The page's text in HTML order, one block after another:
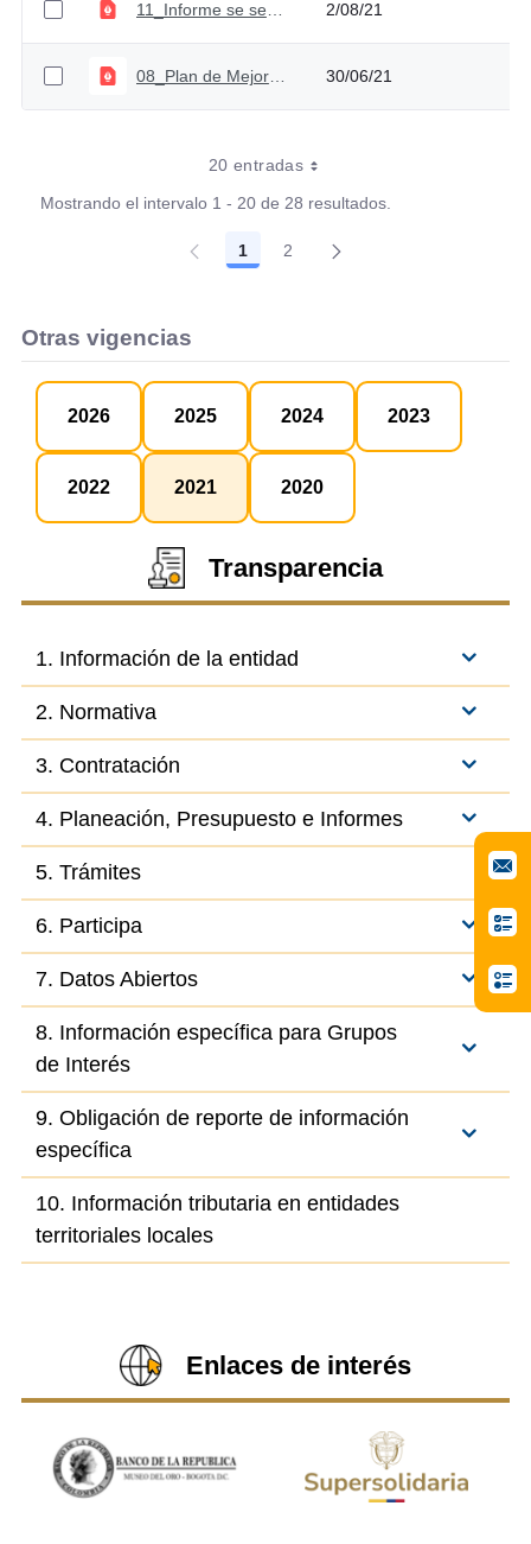
2/08/21
08_Plan de Mejoramiento Furag_ 30/06/21
20 entradas
Mostrando el intervalo 1 - 20 de 28 resultados.
Página
1 Página
2
Otras vigencias
2026 2025 2024 2023
2022 2021 2020
Transparencia
1. Información de la entidad
2. Normativa
3. Contratación
4. Planeación, Presupuesto e Informes
5. Trámites
6. Participa
7. Datos Abiertos
8. Información específica para Grupos
de Interés
9. Obligación de reporte de información
específica
10. Información tributaria en entidades
territoriales locales
Enlaces de interés